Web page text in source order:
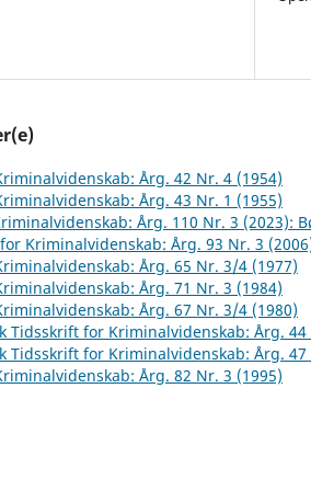
Årg. 42 Nr. 4 (1954)
Årg. 43 Nr. 1 (1955)
Årg. 110 Nr. 3 (2023):
Kriminalvidenskab: Årg. 93 Nr. 3
Årg. 65 Nr. 3/4 (1977)
Årg. 71 Nr. 3 (1984)
Årg. 67 Nr. 3/4 (1980)
Tidsskrift for Kriminalvidenskab: Årg. 44
Tidsskrift for Kriminalvidenskab: Årg. 47
Årg. 82 Nr. 3 (1995)